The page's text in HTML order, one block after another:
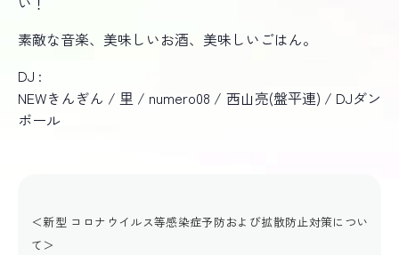
素敵な音楽、美味しいお酒、美味しいごはん。
DJ :
NEWきんぎん / 里 / numero08 / 西山亮(盤平連) / DJダン
ボール
＜新型 コロナウイルス等感染症予防および拡散防止対策につい
て＞